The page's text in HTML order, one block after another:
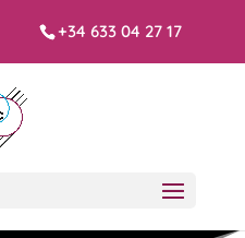
+34 633 04 27 17